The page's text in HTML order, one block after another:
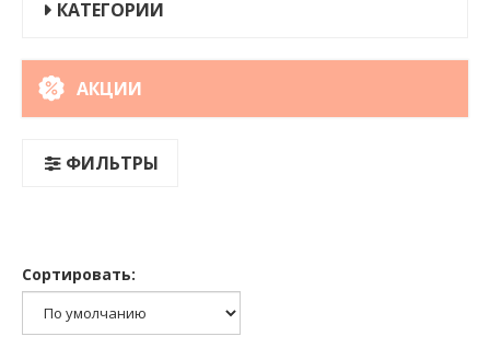
КАТЕГОРИИ
АКЦИИ
ФИЛЬТРЫ
Сортировать: